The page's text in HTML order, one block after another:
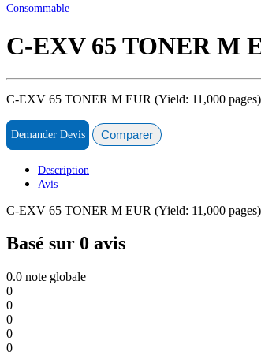
Consommable
C-EXV 65 TONER M
C-EXV 65 TONER M EUR (Yield: 11,000 pages)
Demander Devis Comparer
Description
Avis
C-EXV 65 TONER M EUR (Yield: 11,000 pages)
Basé sur 0 avis
0.0 note globale
0
0
0
0
0